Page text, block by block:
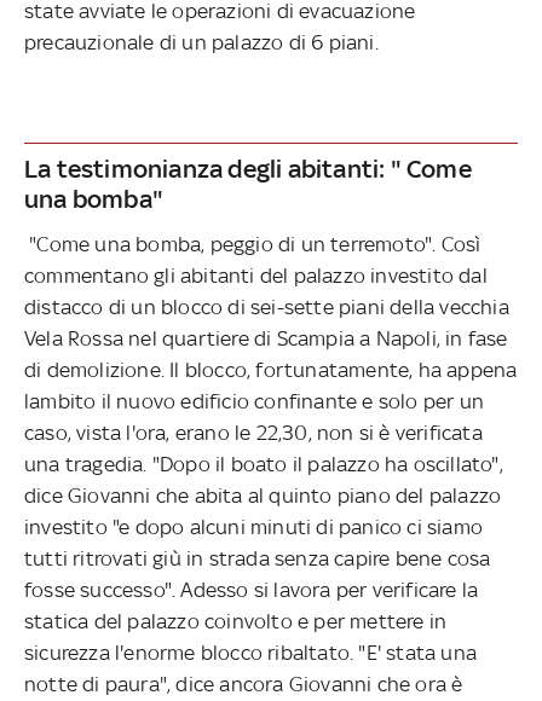
state avviate le operazioni di evacuazione
precauzionale di un palazzo di 6 piani.
La testimonianza degli abitanti: " Come
una bomba"
"Come una bomba, peggio di un terremoto". Così
commentano gli abitanti del palazzo investito dal
distacco di un blocco di sei-sette piani della vecchia
Vela Rossa nel quartiere di Scampia a Napoli, in fase
di demolizione. Il blocco, fortunatamente, ha appena
lambito il nuovo edificio confinante e solo per un
caso, vista l'ora, erano le 22,30, non si è verificata
una tragedia. "Dopo il boato il palazzo ha oscillato",
dice Giovanni che abita al quinto piano del palazzo
investito "e dopo alcuni minuti di panico ci siamo
tutti ritrovati giù in strada senza capire bene cosa
fosse successo". Adesso si lavora per verificare la
statica del palazzo coinvolto e per mettere in
sicurezza l'enorme blocco ribaltato. "E' stata una
notte di paura", dice ancora Giovanni che ora è